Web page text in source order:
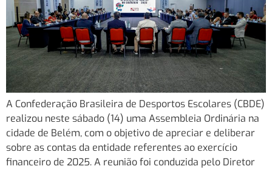
A Confederação Brasileira de Desportos Escolares (CBDE)
realizou neste sábado (14) uma Assembleia Ordinária na
cidade de Belém, com o objetivo de apreciar e deliberar
sobre as contas da entidade referentes ao exercício
financeiro de 2025. A reunião foi conduzida pelo Diretor